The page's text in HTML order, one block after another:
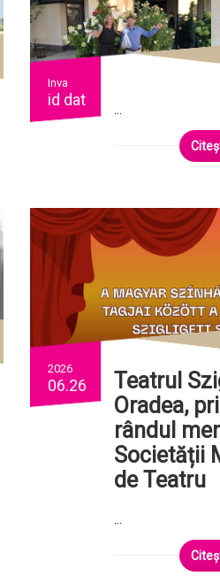
Inva
id dat
...
2026
06.26
Teatrul Szigligeti din
Oradea,
rândul
Societății
de Teatru